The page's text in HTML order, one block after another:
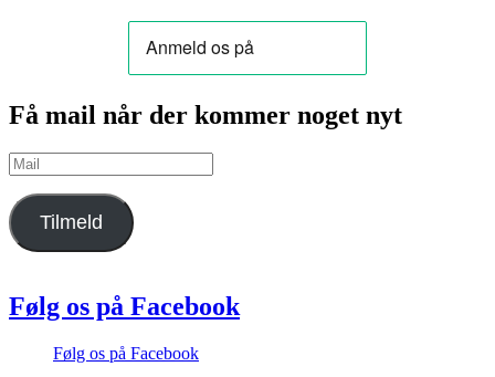
Få mail når der kommer noget nyt
Mail
Tilmeld
Følg os på Facebook
Følg os på Facebook